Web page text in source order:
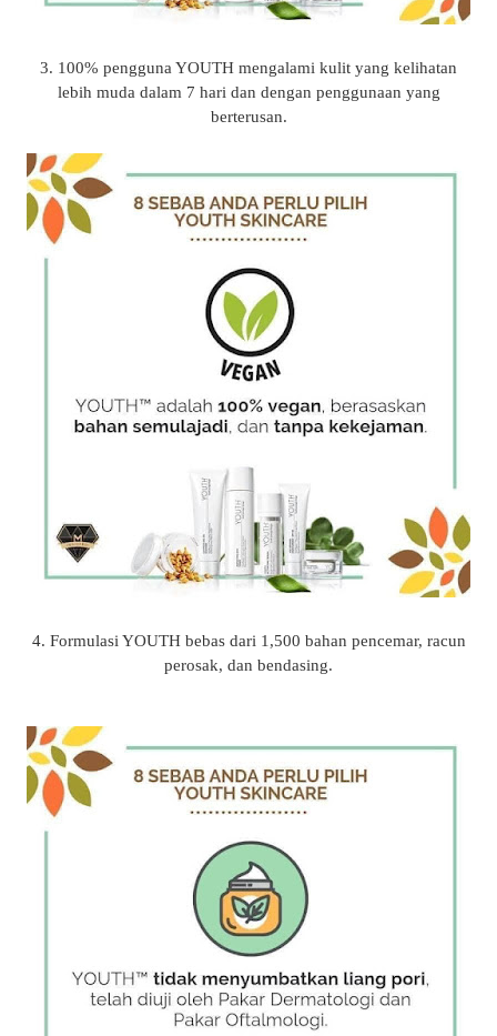
3. 100% pengguna YOUTH mengalami kulit yang kelihatan
lebih muda dalam 7 hari dan dengan penggunaan yang
berterusan.
4. Formulasi YOUTH bebas dari 1,500 bahan pencemar, racun
perosak, dan bendasing.